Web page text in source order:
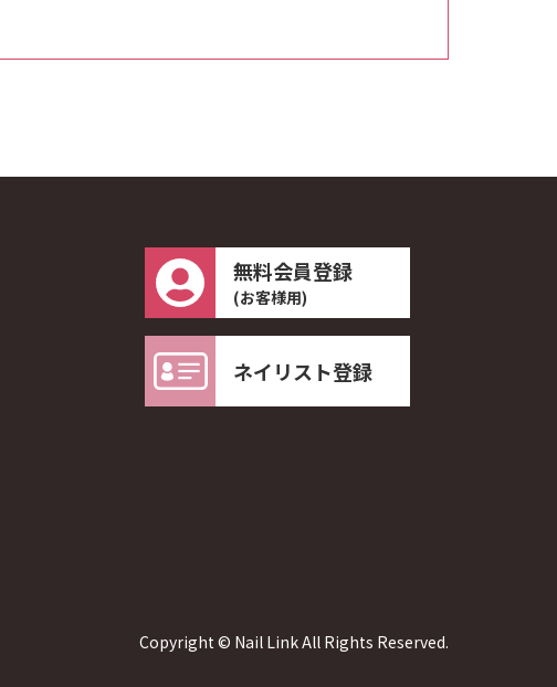
無料会員登録
(お客様用)
ネイリスト登録
Copyright © Nail Link All Rights Reserved.